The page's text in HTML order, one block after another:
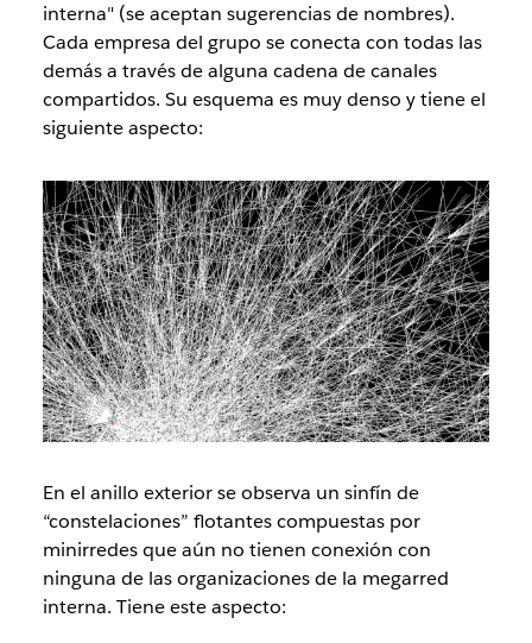
interna" (se aceptan sugerencias de nombres).
Cada empresa del grupo se conecta con todas las
demás a través de alguna cadena de canales
compartidos. Su esquema es muy denso y tiene el
siguiente aspecto:
En el anillo exterior se observa un sinfín de
“constelaciones” flotantes compuestas por
minirredes que aún no tienen conexión con
ninguna de las organizaciones de la megarred
interna. Tiene este aspecto: